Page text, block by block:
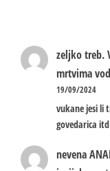
zeljko treb.
mrtvima
19/09/2024
vukane jesi li
govedarica
nevena